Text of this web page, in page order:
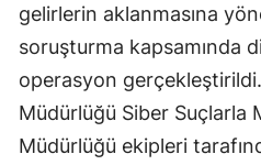
gelirlerin aklanmasına
soruşturma kapsamında
operasyon
Müdürlüğü Siber Suçlarla
Müdürlüğü ekipleri